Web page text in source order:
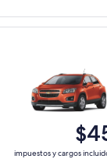
impuestos y cargos